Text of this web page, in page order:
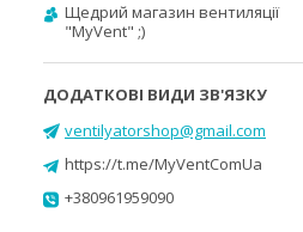
Щедрий магазин вентиляції
"MyVent" ;)
ventilyatorshop@gmail.com
https://t.me/MyVentComUa
+380961959090